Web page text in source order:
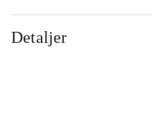
Detaljer